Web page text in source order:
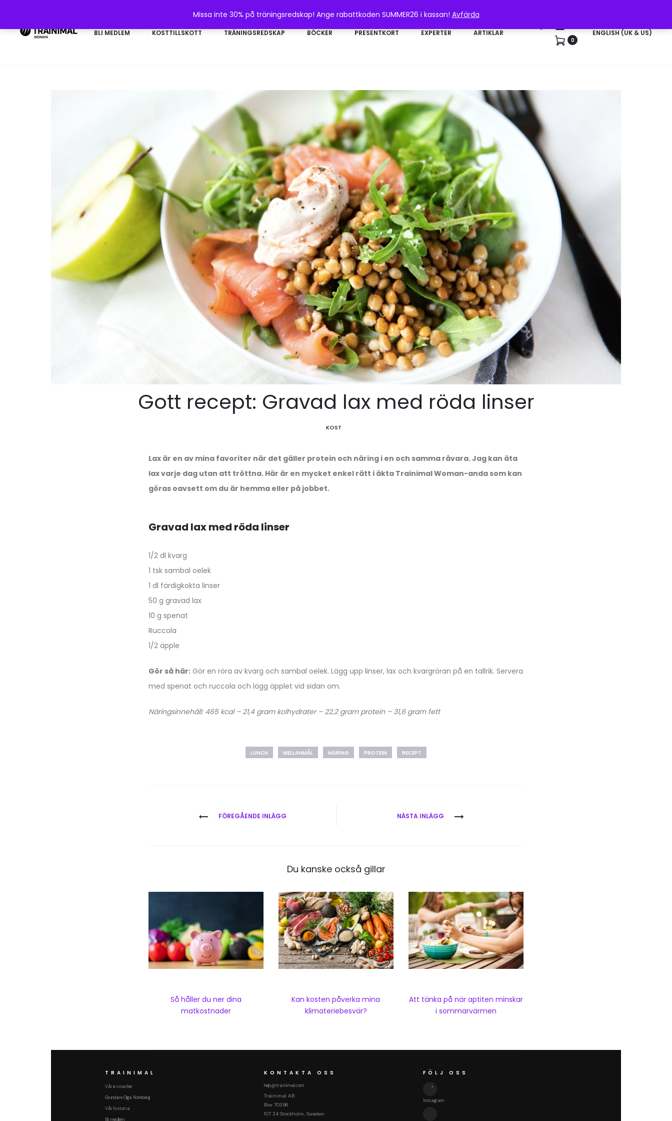
Missa inte 30% på träningsredskap! Ange rabattkoden SUMMER26 i kassan! Avfärda
BLI MEDLEM KOSTTILLSKOTT TRÄNINGSREDSKAP BÖCKER PRESENTKORT EXPERTER ARTIKLAR
0
ENGLISH (UK & US)
Gott recept: Gravad lax med röda linser
KOST
Lax är en av mina favoriter när det gäller protein och näring i en och samma råvara. Jag kan äta
lax varje dag utan att tröttna. Här är en mycket enkel rätt i äkta Trainimal Woman-anda som kan
göras oavsett om du är hemma eller på jobbet.
Gravad lax med röda linser
1/2 dl kvarg
1 tsk sambal oelek
1 dl färdigkokta linser
50 g gravad lax
10 g spenat
Ruccola
1/2 äpple
Gör så här: Gör en röra av kvarg och sambal oelek. Lägg upp linser, lax och kvargröran på en tallrik. Servera
med spenat och ruccola och lägg äpplet vid sidan om.
Näringsinnehåll: 465 kcal – 21,4 gram kolhydrater – 22,2 gram protein – 31,6 gram fett
LUNCH MELLANMÅL NÄRING PROTEIN RECEPT
Inläggsnavigering
FÖREGÅENDE INLÄGG NÄSTA INLÄGG
Du kanske också gillar
Så håller du ner dina
matkostnader
Kan kosten påverka mina
klimateriebesvär?
Att tänka på när aptiten minskar
i sommarvärmen
TRAINIMAL
Våra coacher
Grundare Olga Rönnberg
Vår historia
Bli medlem
KONTAKTA OSS
help@trainimal.com
Trainimal AB
Box 70396
107 24 Stockholm, Sweden
FÖLJ OSS
Instagram